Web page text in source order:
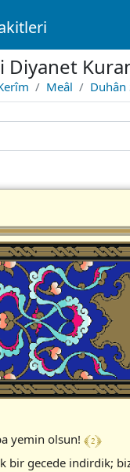
Diyanet
Meâl Duhân
yemin olsun! ﴾ 2 ﴿
bir gecede indirdik;